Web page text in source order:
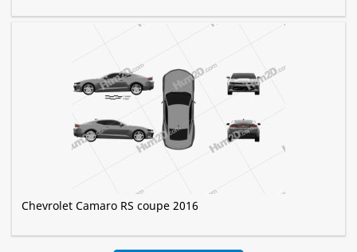
Chevrolet Camaro RS coupe 2016